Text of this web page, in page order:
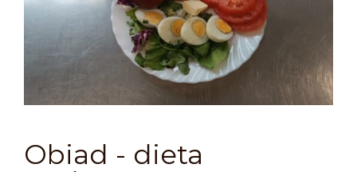
Obiad - dieta